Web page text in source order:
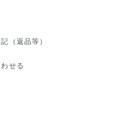
（返品等）
せる